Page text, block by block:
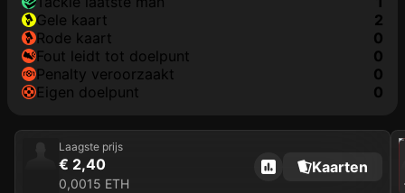
gele kaart
2
rode kaart
0
fout leidt tot doelpunt
0
penalty veroorzaakt
0
eigen doelpunt
0
Laagste prijs
€ 2,40
0,0015 ETH
Kaarten
2022